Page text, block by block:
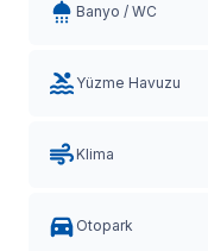
Banyo / WC
Yüzme Havuzu
Klima
Otopark